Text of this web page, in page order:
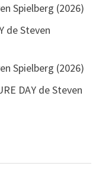
Spielberg (2026)
de Steven
Spielberg (2026)
DAY de Steven